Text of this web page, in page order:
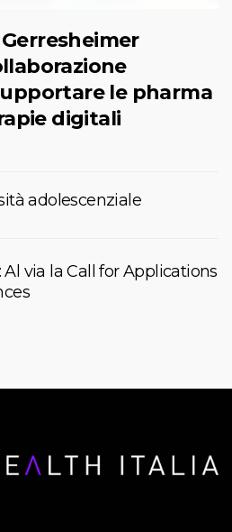
le pharma
digitali
adolescenziale
via la Call for Applications